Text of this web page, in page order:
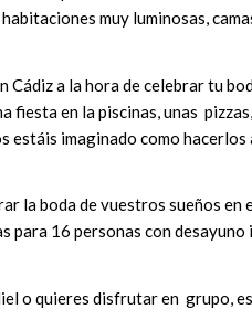
muy luminosas,
a la hora de celebrar tu
fiesta en la piscinas, unas
estáis imaginado como
la boda de vuestros sueños
16 personas con
o quieres disfrutar en grupo,